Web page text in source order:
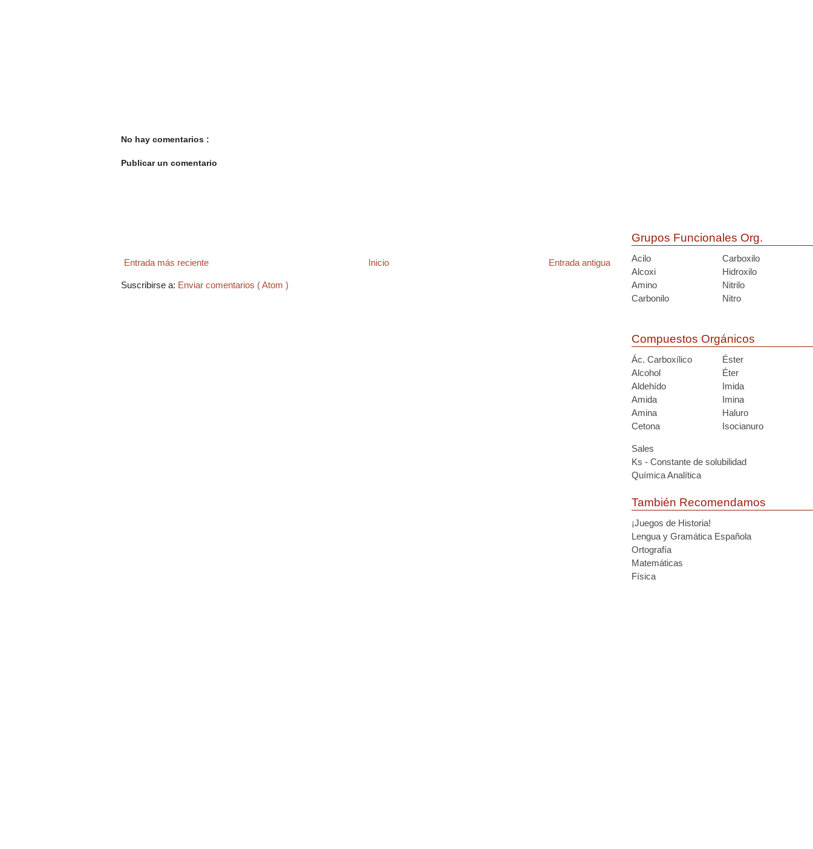
No hay comentarios :
Publicar un comentario
Entrada más reciente Entrada antigua
Inicio
Suscribirse a: Enviar comentarios ( Atom )
Grupos Funcionales Org.
Acilo
Carboxilo
Alcoxi
Hidroxilo
Amino
Nitrilo
Carbonilo
Nitro
Compuestos Orgánicos
Ác. Carboxílico
Éster
Alcohol
Éter
Aldehído
Imida
Amida
Imina
Amina
Haluro
Cetona
Isocianuro
Sales
Ks - Constante de solubilidad
Química Analítica
También Recomendamos
¡Juegos de Historia!
Lengua y Gramática Española
Ortografía
Matemáticas
Física